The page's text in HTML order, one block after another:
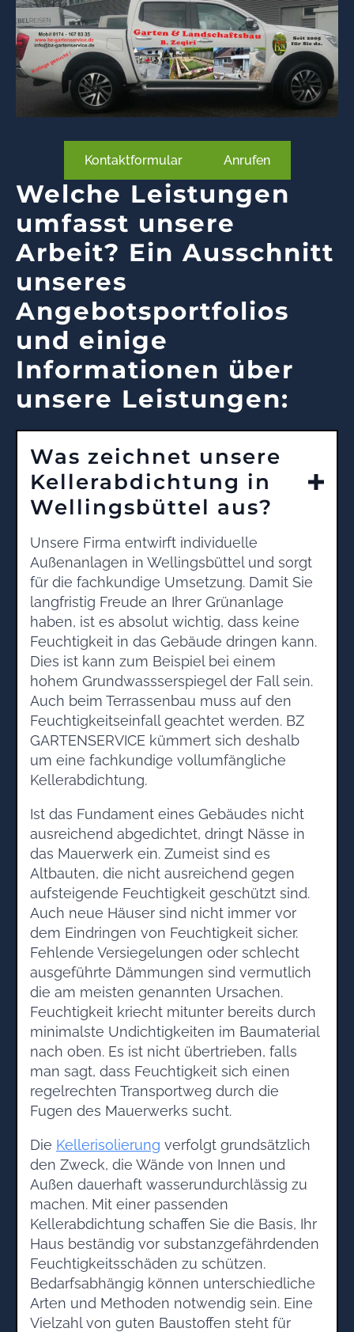
Kontaktformular Anrufen
Welche Leistungen
umfasst unsere
Arbeit? Ein Ausschnitt
unseres
Angebotsportfolios
und einige
Informationen über
unsere Leistungen:
Was zeichnet unsere
Kellerabdichtung in
Wellingsbüttel aus?
Unsere Firma entwirft individuelle
Außenanlagen in Wellingsbüttel und sorgt
für die fachkundige Umsetzung. Damit Sie
langfristig Freude an Ihrer Grünanlage
haben, ist es absolut wichtig, dass keine
Feuchtigkeit in das Gebäude dringen kann.
Dies ist kann zum Beispiel bei einem
hohem Grundwassserspiegel der Fall sein.
Auch beim Terrassenbau muss auf den
Feuchtigkeitseinfall geachtet werden. BZ
GARTENSERVICE kümmert sich deshalb
um eine fachkundige vollumfängliche
Kellerabdichtung.
Ist das Fundament eines Gebäudes nicht
ausreichend abgedichtet, dringt Nässe in
das Mauerwerk ein. Zumeist sind es
Altbauten, die nicht ausreichend gegen
aufsteigende Feuchtigkeit geschützt sind.
Auch neue Häuser sind nicht immer vor
dem Eindringen von Feuchtigkeit sicher.
Fehlende Versiegelungen oder schlecht
ausgeführte Dämmungen sind vermutlich
die am meisten genannten Ursachen.
Feuchtigkeit kriecht mitunter bereits durch
minimalste Undichtigkeiten im Baumaterial
nach oben. Es ist nicht übertrieben, falls
man sagt, dass Feuchtigkeit sich einen
regelrechten Transportweg durch die
Fugen des Mauerwerks sucht.
Die Kellerisolierung verfolgt grundsätzlich
den Zweck, die Wände von Innen und
Außen dauerhaft wasserundurchlässig zu
machen. Mit einer passenden
Kellerabdichtung schaffen Sie die Basis, Ihr
Haus beständig vor substanzgefährdenden
Feuchtigkeitsschäden zu schützen.
Bedarfsabhängig können unterschiedliche
Arten und Methoden notwendig sein. Eine
Vielzahl von guten Baustoffen steht für